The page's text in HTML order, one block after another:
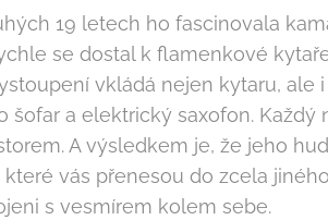
19 letech ho fascinovala
se dostal k flamenkové
vkládá nejen kytaru, ale
a elektrický saxofon. Každý
A výsledkem je, že jeho
vás přenesou do zcela
s vesmírem kolem sebe.